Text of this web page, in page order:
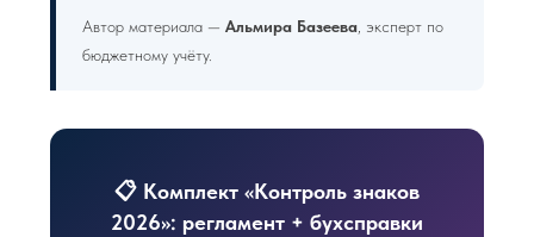
Автор материала — Альмира Базеева, эксперт по
бюджетному учёту.
📋 Комплект «Контроль знаков
2026»: регламент + бухсправки